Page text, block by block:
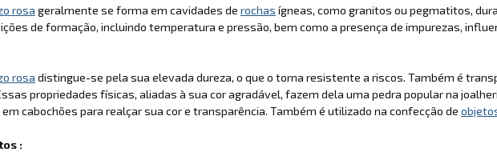
rosa geralmente se forma em cavidades de rochas ígneas, como granitos ou pegmatitos,
de formação, incluindo temperatura e pressão, bem como a presença de impurezas,
rosa distingue-se pela sua elevada dureza, o que o torna resistente a riscos. Também é
propriedades físicas, aliadas à sua cor agradável, fazem dela uma pedra popular na
cabochões para realçar sua cor e transparência. Também é utilizado na confecção de
: